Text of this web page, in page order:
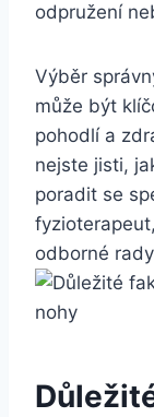
odpružení
Výběr
může být
pohodlí a
nejste jisti,
poradit se
odborné